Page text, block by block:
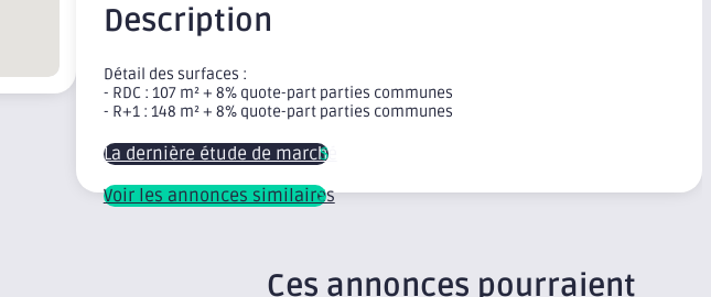
Description
Détail des surfaces :
- RDC : 107 m² + 8% quote-part parties communes
- R+1 : 148 m² + 8% quote-part parties communes
La dernière étude de marché
Voir les annonces similaires
Ces annonces pourraient